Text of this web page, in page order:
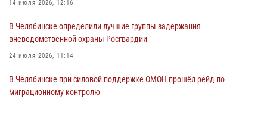
14 июля 2026, 12:16
В Челябинске определили лучшие группы задержания
вневедомственной охраны Росгвардии
24 июля 2026, 11:14
В Челябинске при силовой поддержке ОМОН прошёл рейд по
миграционному контролю